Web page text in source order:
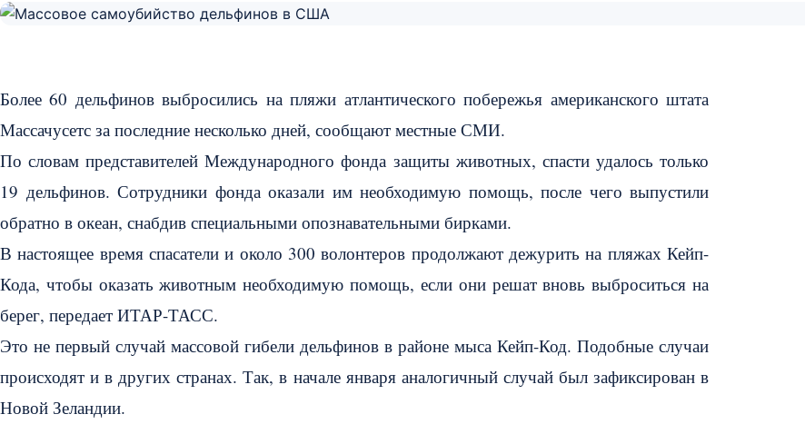
Более 60 дельфинов выбросились на пляжи атлантического побережья американского штата
Массачусетс за последние несколько дней, сообщают местные СМИ.
По словам представителей Международного фонда защиты животных, спасти удалось только
19 дельфинов. Сотрудники фонда оказали им необходимую помощь, после чего выпустили
обратно в океан, снабдив специальными опознавательными бирками.
В настоящее время спасатели и около 300 волонтеров продолжают дежурить на пляжах Кейп-
Кода, чтобы оказать животным необходимую помощь, если они решат вновь выброситься на
берег, передает ИТАР-ТАСС.
Это не первый случай массовой гибели дельфинов в районе мыса Кейп-Код. Подобные случаи
происходят и в других странах. Так, в начале января аналогичный случай был зафиксирован в
Новой Зеландии.